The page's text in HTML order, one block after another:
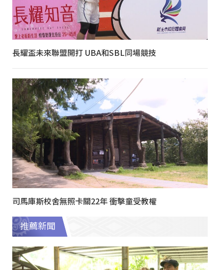
長耀盃未來聯盟開打 UBA和SBL同場競技
司馬庫斯校舍無照卡關22年 衝擊童受教權
推薦新聞